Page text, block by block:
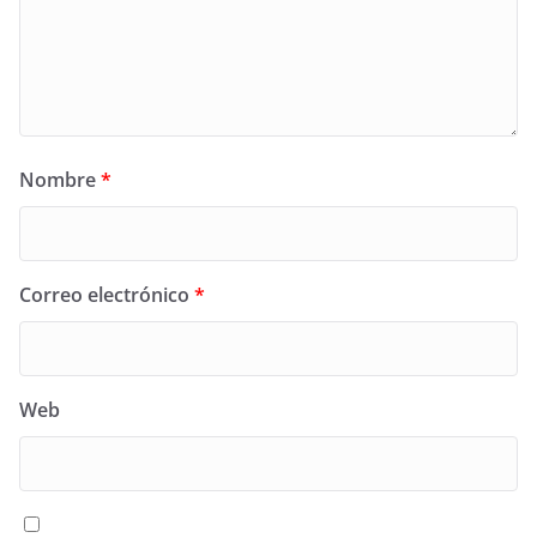
Nombre*
Correo electrónico *
Web